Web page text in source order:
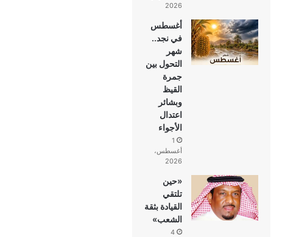
2026
أغسطس
في نجد..
شهر
التحول بين
جمرة
القيظ
وبشائر
اعتدال
الأجواء
1
أغسطس،
2026
«حين
تلتقي
القيادة بثقة
الشعب»
4